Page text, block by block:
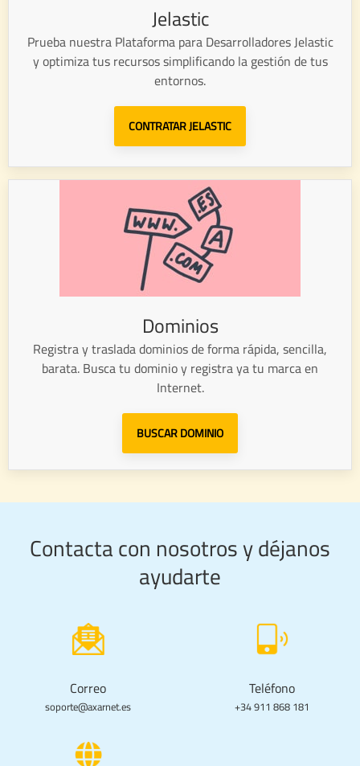
Jelastic
Prueba nuestra Plataforma para Desarrolladores Jelastic
y optimiza tus recursos simplificando la gestión de tus
entornos.
CONTRATAR JELASTIC
Dominios
Registra y traslada dominios de forma rápida, sencilla,
barata. Busca tu dominio y registra ya tu marca en
Internet.
BUSCAR DOMINIO
Contacta con nosotros y déjanos
ayudarte
Correo
soporte@axarnet.es
Teléfono
+34 911 868 181